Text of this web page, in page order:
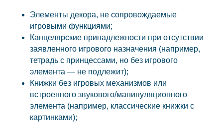
Элементы декора, не сопровождаемые
игровыми функциями;
Канцелярские принадлежности при отсутствии
заявленного игрового назначения (например,
тетрадь с принцессами, но без игрового
элемента — не подлежит);
Книжки без игровых механизмов или
встроенного звукового/манипуляционного
элемента (например, классические книжки с
картинками);